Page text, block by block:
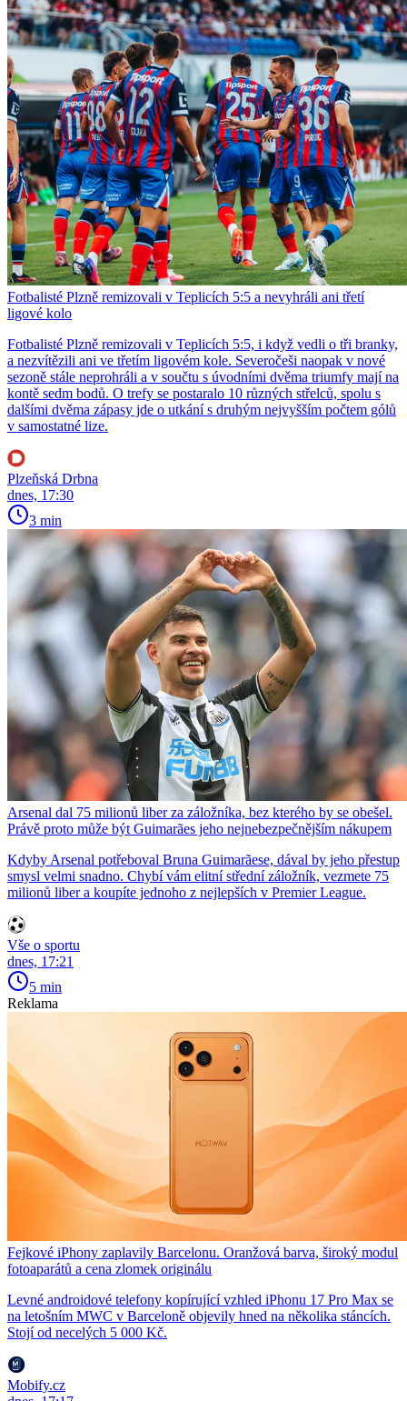
Fotbalisté Plzně remizovali v Teplicích 5:5 a nevyhráli ani třetí
ligové kolo
Fotbalisté Plzně remizovali v Teplicích 5:5, i když vedli o tři branky,
a nezvítězili ani ve třetím ligovém kole. Severočeši naopak v nové
sezoně stále neprohráli a v součtu s úvodními dvěma triumfy mají na
kontě sedm bodů. O trefy se postaralo 10 různých střelců, spolu s
dalšími dvěma zápasy jde o utkání s druhým nejvyšším počtem gólů
v samostatné lize.
Plzeňská Drbna
dnes, 17:30
3 min
Arsenal dal 75 milionů liber za záložníka, bez kterého by se obešel.
Právě proto může být Guimarães jeho nejnebezpečnějším nákupem
Kdyby Arsenal potřeboval Bruna Guimarãese, dával by jeho přestup
smysl velmi snadno. Chybí vám elitní střední záložník, vezmete 75
milionů liber a koupíte jednoho z nejlepších v Premier League.
Vše o sportu
dnes, 17:21
5 min
Reklama
Fejkové iPhony zaplavily Barcelonu. Oranžová barva, široký modul
fotoaparátů a cena zlomek originálu
Levné androidové telefony kopírující vzhled iPhonu 17 Pro Max se
na letošním MWC v Barceloně objevily hned na několika stáncích.
Stojí od necelých 5 000 Kč.
Mobify.cz